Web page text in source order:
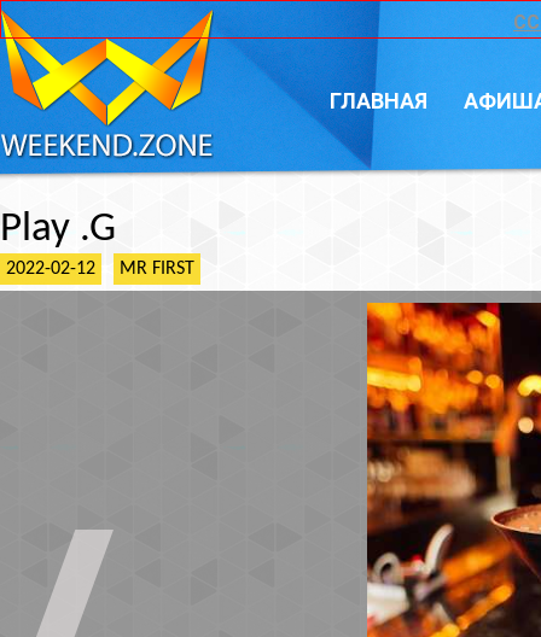
ГЛАВНАЯ
Play .G
2022-02-12 MR FIRST